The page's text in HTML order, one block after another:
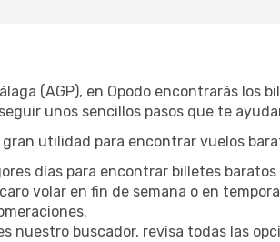
(AGP), en Opodo encontrarás los
unos sencillos pasos que te
utilidad para encontrar vuelos
días para encontrar billetes
volar en fin de semana o en
nuestro buscador, revisa todas las